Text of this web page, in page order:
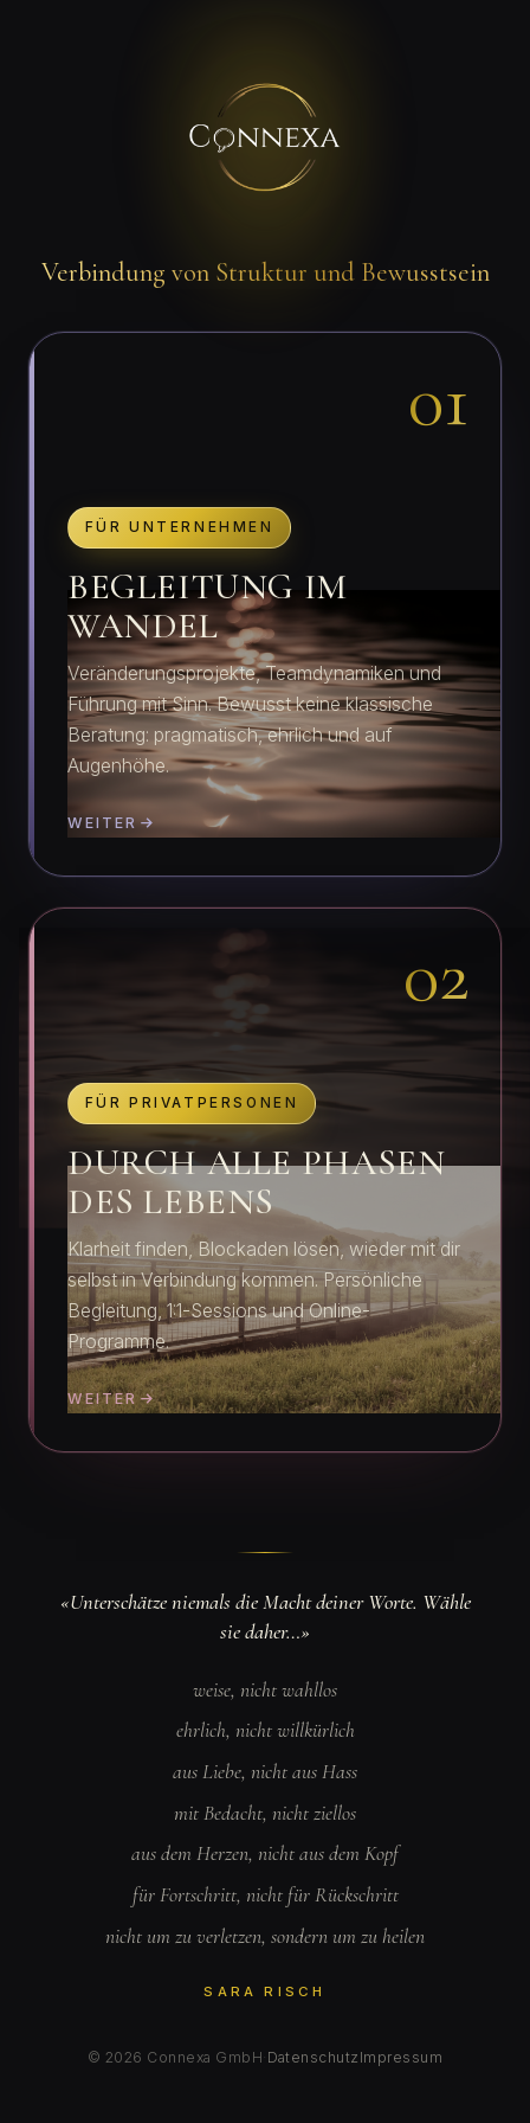
Verbindung von Struktur und Bewusstsein
01
FÜR UNTERNEHMEN
BEGLEITUNG IM
WANDEL
Veränderungsprojekte, Teamdynamiken und
Führung mit Sinn. Bewusst keine klassische
Beratung: pragmatisch, ehrlich und auf
Augenhöhe.
WEITER
02
FÜR PRIVATPERSONEN
DURCH ALLE PHASEN
DES LEBENS
Klarheit finden, Blockaden lösen, wieder mit dir
selbst in Verbindung kommen. Persönliche
Begleitung, 1:1-Sessions und Online-
Programme.
WEITER
«Unterschätze niemals die Macht deiner Worte. Wähle
sie daher…»
weise, nicht wahllos
ehrlich, nicht willkürlich
aus Liebe, nicht aus Hass
mit Bedacht, nicht ziellos
aus dem Herzen, nicht aus dem Kopf
für Fortschritt, nicht für Rückschritt
nicht um zu verletzen, sondern um zu heilen
SARA RISCH
© 2026 Connexa GmbH· Datenschutz Impressum